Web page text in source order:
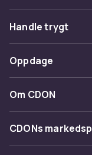
Vanlige spørsmål
Spor pakke
Angre & returner
Kontakt oss
Handle trygt
Betaling
Levering
Tilbakekallinger
Oppdage
Kategorier
Varemerker
Om CDON
Om oss
CDONs